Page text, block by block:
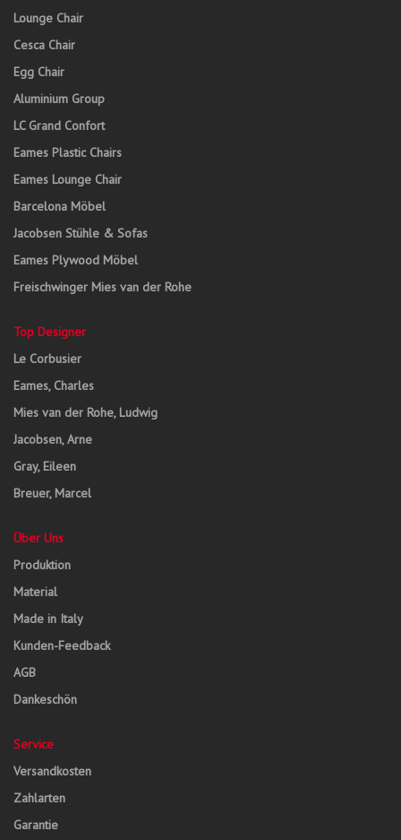
Lounge Chair
Cesca Chair
Egg Chair
Aluminium Group
LC Grand Confort
Eames Plastic Chairs
Eames Lounge Chair
Barcelona Möbel
Jacobsen Stühle & Sofas
Eames Plywood Möbel
Freischwinger Mies van der Rohe
Top Designer
Le Corbusier
Eames, Charles
Mies van der Rohe, Ludwig
Jacobsen, Arne
Gray, Eileen
Breuer, Marcel
Über Uns
Produktion
Material
Made in Italy
Kunden-Feedback
AGB
Dankeschön
Service
Versandkosten
Zahlarten
Garantie